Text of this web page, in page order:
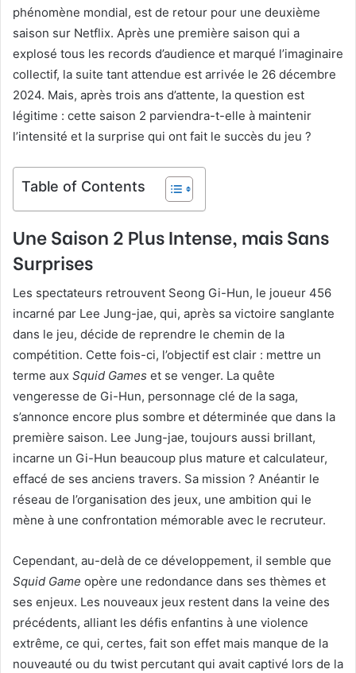
phénomène mondial, est de retour pour une deuxième
saison sur Netflix. Après une première saison qui a
explosé tous les records d’audience et marqué l’imaginaire
collectif, la suite tant attendue est arrivée le 26 décembre
2024. Mais, après trois ans d’attente, la question est
légitime : cette saison 2 parviendra-t-elle à maintenir
l’intensité et la surprise qui ont fait le succès du jeu ?
Table of Contents
Une Saison 2 Plus Intense, mais Sans
Surprises
Les spectateurs retrouvent Seong Gi-Hun, le joueur 456
incarné par Lee Jung-jae, qui, après sa victoire sanglante
dans le jeu, décide de reprendre le chemin de la
compétition. Cette fois-ci, l’objectif est clair : mettre un
terme aux Squid Games et se venger. La quête
vengeresse de Gi-Hun, personnage clé de la saga,
s’annonce encore plus sombre et déterminée que dans la
première saison. Lee Jung-jae, toujours aussi brillant,
incarne un Gi-Hun beaucoup plus mature et calculateur,
effacé de ses anciens travers. Sa mission ? Anéantir le
réseau de l’organisation des jeux, une ambition qui le
mène à une confrontation mémorable avec le recruteur.
Cependant, au-delà de ce développement, il semble que
Squid Game opère une redondance dans ses thèmes et
ses enjeux. Les nouveaux jeux restent dans la veine des
précédents, alliant les défis enfantins à une violence
extrême, ce qui, certes, fait son effet mais manque de la
nouveauté ou du twist percutant qui avait captivé lors de la